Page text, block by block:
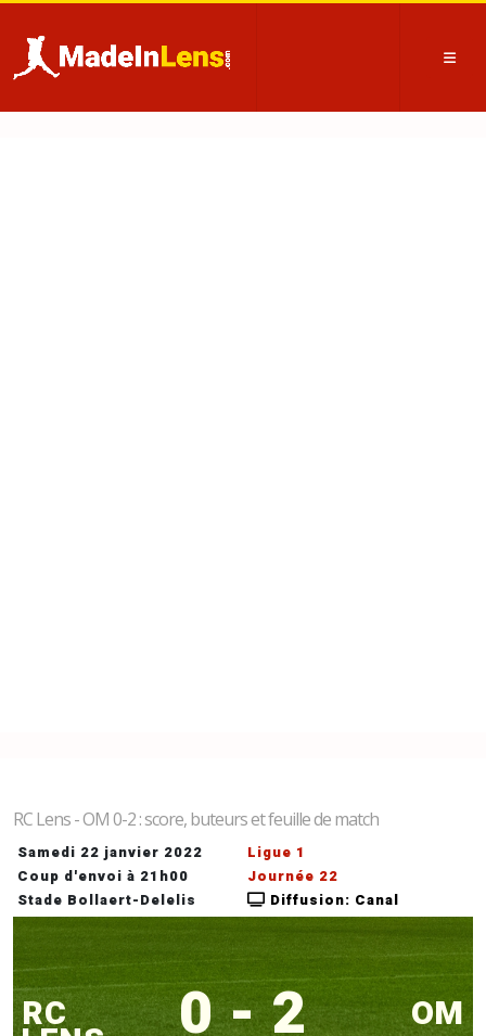
RC Lens - OM 0-2 : score, buteurs et feuille de match
Samedi 22 janvier 2022
Coup d'envoi à 21h00
Stade Bollaert-Delelis
Ligue 1
Journée 22
Diffusion: Canal
RC 0 - 2 OM